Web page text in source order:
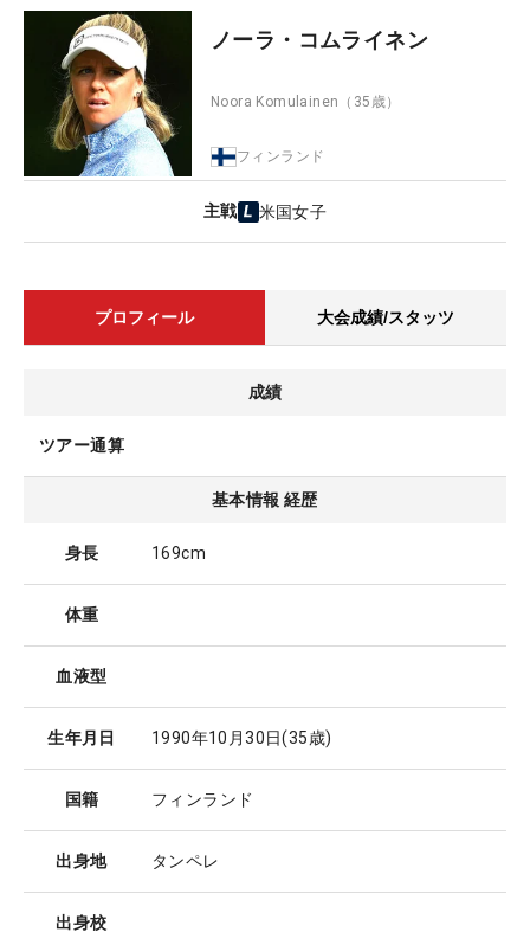
ノーラ・コムライネン
Noora Komulainen （35歳）
フィンランド
主戦 米国女子
プロフィール 大会成績/スタッツ
成績
ツアー通算
基本情報 経歴
身長 169cm
体重
血液型
生年月日 1990年10月30日(35歳)
国籍 フィンランド
出身地 タンペレ
出身校